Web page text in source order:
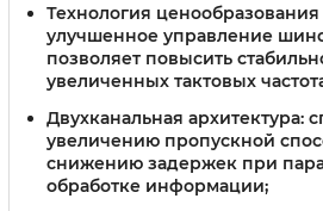
Технология ценообразования
улучшенное управление
позволяет повысить
увеличенных тактовых
Двухканальная архитектура:
увеличению пропускной
снижению задержек при
обработке информации;